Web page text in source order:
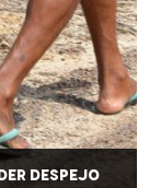
despejo